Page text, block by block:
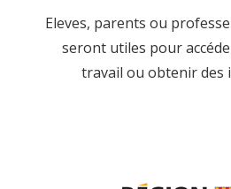
Eleves, parents ou
seront utiles pour
travail ou obtenir des